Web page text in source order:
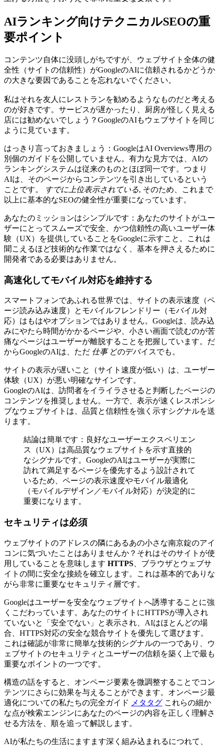
AIランキング向けテクニカルSEOの重
要ポイント
コンテンツ自体に没頭しがちですが、ウェブサイト全体の健
全性（サイトの信頼性）がGoogleのAIに信頼されるかどうか
の大きな要因であることを忘れないでください。
私はそれを友人にレストランを勧めるようなものだと考える
のが好きです。サービスが遅かったり、厨房が怪しく見える
店には勧めないでしょう？GoogleのAIもウェブサイトを同じ
ように見ています。
はっきり言っておきましょう：GoogleはAI Overviews専用の
別個のガイドを公開していません。有力な見方では、AIの
ランキングシステムは従来のものとほぼ同一です。つまり
AIは、そのページからコンテンツを引き出しているという
ことです。
すでに上位表示されている, そのため、これまで
以上に基本的なSEOの健全性が重要になっています。
あなたのミッションはシンプルです：あなたのサイトがユー
ザーにとってスムーズで安全、かつ信頼性の高いユーザー体
験（UX）を提供していることをGoogleに示すこと。これは
聞こえるほど技術的な作業ではなく、基本を押さえるために
開発者である必要はありません。
高速化してモバイル対応を維持する
スマートフォンであふれる世界では、サイトの表示速度（ペ
ージ読み込み速度）とモバイルフレンドリー（モバイル対
応）はもはやオプションではありません。Googleは、読み込
みにやたら時間がかかるページや、小さい画面で読むのが苦
痛なページはユーザーが離脱することを把握しています。だ
からGoogleのAIは、ただ 仕事どのデバイスでも。
サイトの表示が遅いこと（サイト速度が低い）は、ユーザー
体験（UX）が悪い明確なサインです。
GoogleのAIは、訪問者をイライラさせると判断したページの
コンテンツを推奨しません。一方で、表示が速くレスポンシ
ブなウェブサイトは、品質と信頼性を強く示すシグナルを送
ります。
結論は簡単です：良好なユーザーエクスペリエン
ス（UX）は高品質なウェブサイトを示す直接的
なシグナルです。GoogleのAIはユーザーが実際に
訪れて満足するページを優先するよう設計されて
いるため、ページの表示速度やモバイル最適化
（モバイルデザイン／モバイル対応）が決定的に
重要になります。
セキュリティは必須
ウェブサイトのアドレスの隣にあるあの小さな南京錠のアイ
コンに気づいたことはありませんか？それはそのサイトが使
用していることを意味します HTTPS 、ブラウザとウェブサ
イトの間に安全な接続を確立します。これは基本的でありな
がら非常に重要なセキュリティ層です。
Googleはユーザーを安全なウェブサイトへ誘導することに強
くこだわっています。あなたのサイトにHTTPSが導入され
ていないと「安全でない」と表示され、AIはほとんどの場
合、HTTPS対応の安全な競合サイトを優先して選びます。
これは確認が非常に簡単な技術的シグナルの一つであり、ウ
ェブサイトのセキュリティとユーザーの信頼を築く上で最も
重要なポイントの一つです。
構造の話をすると、オンページ要素を微調整することでコン
テンツにさらに効果を与えることができます。オンページ最
適化についての私たちの完全ガイド メタタグ これらの細か
な点が検索エンジンにあなたのページの内容を正しく理解さ
せる方法を、順を追って解説します。
AIが私たちの生活にますます深く組み込まれるにつれて、